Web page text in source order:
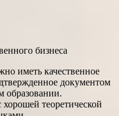
бизнеса
иметь качественное
документом
образовании.
хорошей теоретической